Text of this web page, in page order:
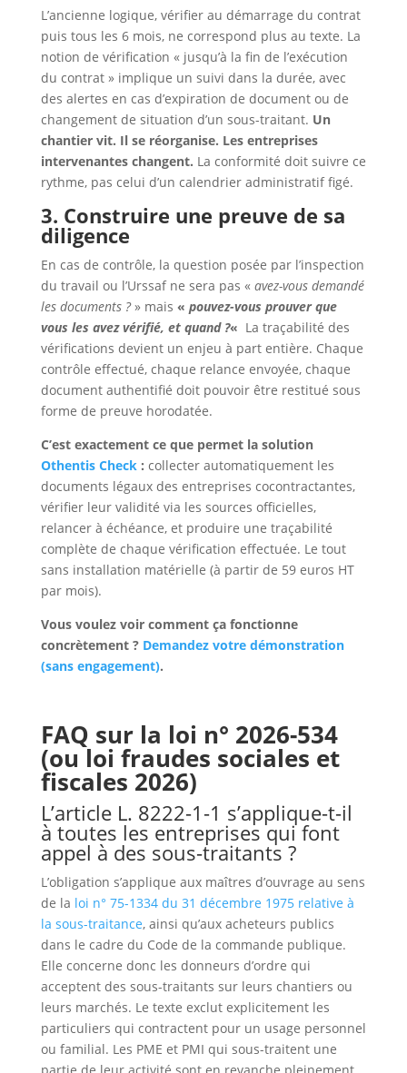
L’ancienne logique, vérifier au démarrage du contrat
puis tous les 6 mois, ne correspond plus au texte. La
notion de vérification « jusqu’à la fin de l’exécution
du contrat » implique un suivi dans la durée, avec
des alertes en cas d’expiration de document ou de
changement de situation d’un sous-traitant. Un
chantier vit. Il se réorganise. Les entreprises
intervenantes changent. La conformité doit suivre ce
rythme, pas celui d’un calendrier administratif figé.
3. Construire une preuve de sa
diligence
En cas de contrôle, la question posée par l’inspection
du travail ou l’Urssaf ne sera pas « avez-vous demandé
les documents ?» mais « pouvez-vous prouver que
vous les avez vérifié, et quand ?« La traçabilité des
vérifications devient un enjeu à part entière. Chaque
contrôle effectué, chaque relance envoyée, chaque
document authentifié doit pouvoir être restitué sous
forme de preuve horodatée.
C’est exactement ce que permet la solution
Othentis Check: collecter automatiquement les
documents légaux des entreprises cocontractantes,
vérifier leur validité via les sources officielles,
relancer à échéance, et produire une traçabilité
complète de chaque vérification effectuée. Le tout
sans installation matérielle (à partir de 59 euros HT
par mois).
Vous voulez voir comment ça fonctionne
concrètement ? Demandez votre démonstration
(sans engagement).
FAQ sur la loi n° 2026-534
(ou loi fraudes sociales et
fiscales 2026)
L’article L. 8222-1-1 s’applique-t-il
à toutes les entreprises qui font
appel à des sous-traitants ?
L’obligation s’applique aux maîtres d’ouvrage au sens
de la loi n° 75-1334 du 31 décembre 1975 relative à
la sous-traitance, ainsi qu’aux acheteurs publics
dans le cadre du Code de la commande publique.
Elle concerne donc les donneurs d’ordre qui
acceptent des sous-traitants sur leurs chantiers ou
leurs marchés. Le texte exclut explicitement les
particuliers qui contractent pour un usage personnel
ou familial. Les PME et PMI qui sous-traitent une